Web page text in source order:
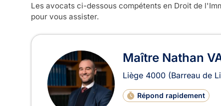
Les avocats ci-dessous compétents en Droit de
pour vous assister.
Avocats en Droit de
Maître Nathan
Liège 4000 (Barreau de
Répond rapidement